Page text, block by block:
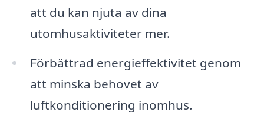
att du kan njuta av dina
utomhusaktiviteter mer.
Förbättrad energieffektivitet genom
att minska behovet av
luftkonditionering inomhus.